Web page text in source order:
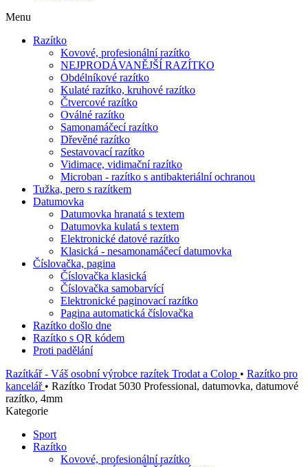
Menu
Razítko
Kovové, profesionální razítko
NEJPRODÁVANĚJŠÍ RAZÍTKO
Obdélníkové razítko
Kulaté razítko, kruhové razítko
Čtvercové razítko
Oválné razítko
Samonamáčecí razítko
Dřevěné razítko
Sestavovací razítko
Vidimace, vidimační razítko
Microban - razítko s antibakteriální ochranou
Tužka, pero s razítkem
Datumovka
Datumovka hranatá s textem
Datumovka kulatá s textem
Elektronické datové razítko
Klasická - nesamonamáčecí datumovka
Číslovačka, pagina
Číslovačka klasická
Číslovačka samobarvící
Elektronické paginovací razítko
Pagina automatická číslovačka
Razítko došlo dne
Razítko s QR kódem
Proti padělání
Razítkář - Váš osobní výrobce razítek Trodat a Colop • Razítko pro
kancelář • Razítko Trodat 5030 Professional, datumovka, datumové
razítko, 4mm
Kategorie
Sport
Razítko
Kovové, profesionální razítko